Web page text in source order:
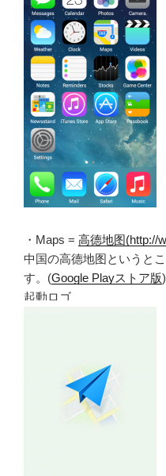
・Maps = 高德地图(http://
中国の高德地图というと
す。(Google Playストア版)
起動ロゴ